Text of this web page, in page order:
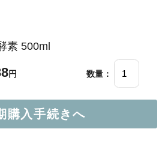
素 500ml
円 数量：